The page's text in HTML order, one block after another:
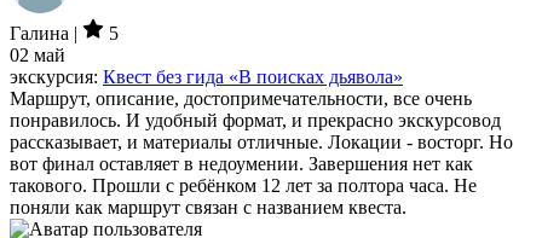
Галина |
5
02 май
экскурсия: Квест без гида «В поисках дьявола»
Маршрут, описание, достопримечательности, все очень
понравилось. И удобный формат, и прекрасно экскурсовод
рассказывает, и материалы отличные. Локации - восторг. Но
вот финал оставляет в недоумении. Завершения нет как
такового. Прошли с ребёнком 12 лет за полтора часа. Не
поняли как маршрут связан с названием квеста.